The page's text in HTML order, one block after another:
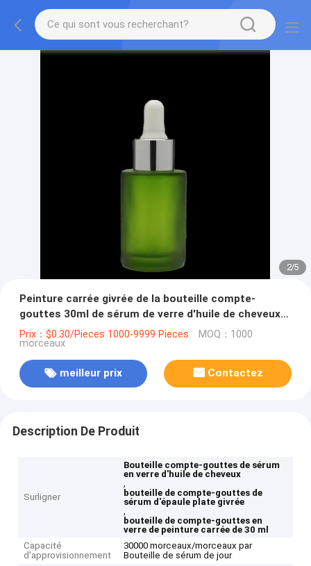
2/5
Peinture carrée givrée de la bouteille compte-
gouttes 30ml de sérum de verre d'huile de cheveux
d'épaule plate
Prix：$0.30/Pieces 1000-9999 Pieces MOQ：1000
morceaux
meilleur prix Contactez
Description De Produit
Surligner
Bouteille compte-gouttes de sérum
en verre d'huile de cheveux
,
bouteille de compte-gouttes de
sérum d'épaule plate givrée
,
bouteille de compte-gouttes en
verre de peinture carrée de 30 ml
Capacité
d'approvisionnement
30000 morceaux/morceaux par
Bouteille de sérum de jour